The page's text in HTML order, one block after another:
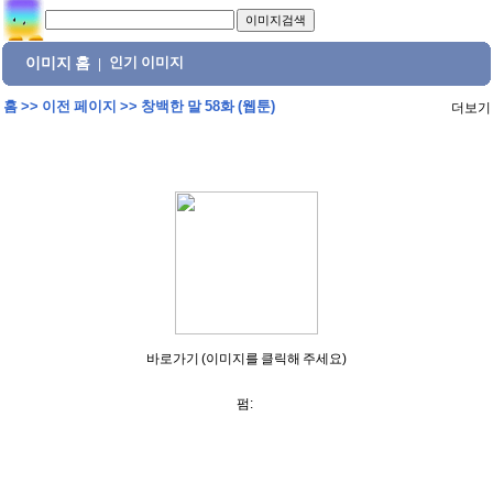
이미지 홈 인기 이미지
홈>> 이전 페이지 >> 창백한 말 58화 (웹툰) 더보기
바로가기 (이미지를 클릭해 주세요)
펌: